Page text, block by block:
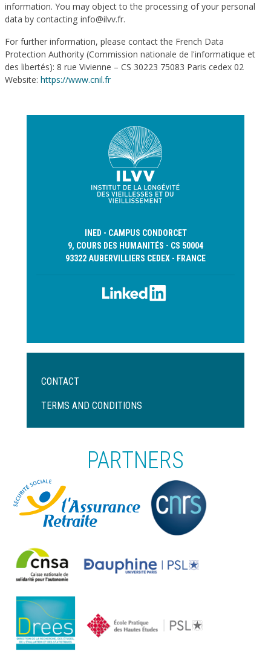
information. You may object to the processing of your personal
data by contacting info@ilvv.fr.
For further information, please contact the French Data
Protection Authority (Commission nationale de l'informatique et
des libertés): 8 rue Vivienne – CS 30223 75083 Paris cedex 02
Website: https://www.cnil.fr
INED - CAMPUS CONDORCET
9, COURS DES HUMANITÉS - CS 50004
93322 AUBERVILLIERS CEDEX - FRANCE
Menu
de
CONTACT
TERMS AND CONDITIONS
PARTNERS